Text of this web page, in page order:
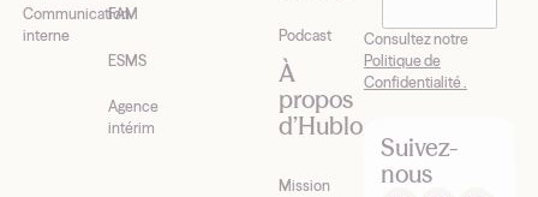
Communication
interne
FAM
ESMS
Agence
intérim
Podcast
À
propos
d’Hublo
Mission
Consultez notre
Politique de
Confidentialité .
Suivez-
nous